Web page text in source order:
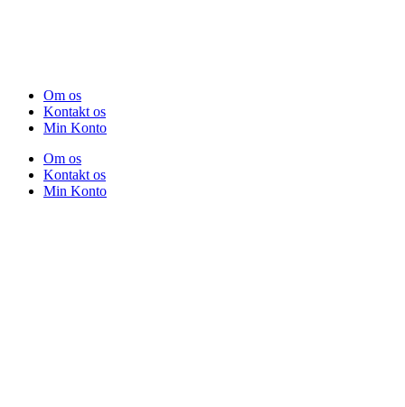
Om os
Kontakt os
Min Konto
Om os
Kontakt os
Min Konto